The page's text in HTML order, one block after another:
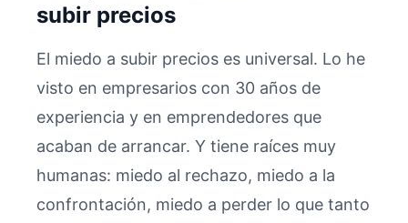
subir precios
El miedo a subir precios es universal. Lo he
visto en empresarios con 30 años de
experiencia y en emprendedores que
acaban de arrancar. Y tiene raíces muy
humanas: miedo al rechazo, miedo a la
confrontación, miedo a perder lo que tanto